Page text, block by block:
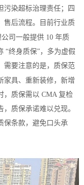
污染超标治理责任；四
售后流程。目前行业质
司一般提供 10 年质
“终身质保”，多为虚假
需要注意的是，质保范
家具、重新装修，新增
，质保需以 CMA 复检
质保承诺难以兑现。
保条款，避免口头承